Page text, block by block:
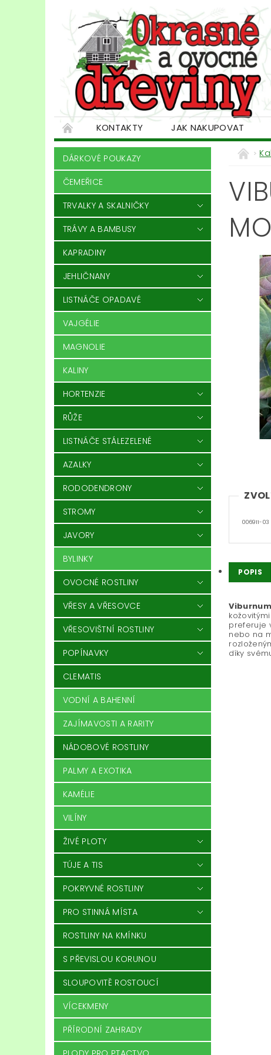
KONTAKTY JAK NAKUPOVAT
DÁRKOVÉ POUKAZY
ČEMEŘICE
TRVALKY A SKALNIČKY
TRÁVY A BAMBUSY
KAPRADINY
JEHLIČNANY
LISTNÁČE OPADAVÉ
VAJGÉLIE
MAGNOLIE
KALINY
HORTENZIE
RŮŽE
LISTNÁČE STÁLEZELENÉ
AZALKY
RODODENDRONY
STROMY
JAVORY
BYLINKY
OVOCNÉ ROSTLINY
VŘESY A VŘESOVCE
VŘESOVIŠTNÍ ROSTLINY
POPÍNAVKY
CLEMATIS
VODNÍ A BAHENNÍ
ZAJÍMAVOSTI A RARITY
NÁDOBOVÉ ROSTLINY
PALMY A EXOTIKA
KAMÉLIE
VILÍNY
ŽIVÉ PLOTY
TÚJE A TIS
POKRYVNÉ ROSTLINY
PRO STINNÁ MÍSTA
ROSTLINY NA KMÍNKU
S PŘEVISLOU KORUNOU
SLOUPOVITĚ ROSTOUCÍ
VÍCEKMENY
PŘÍRODNÍ ZAHRADY
006911-03
POPIS
preferuje
nebo na
díky